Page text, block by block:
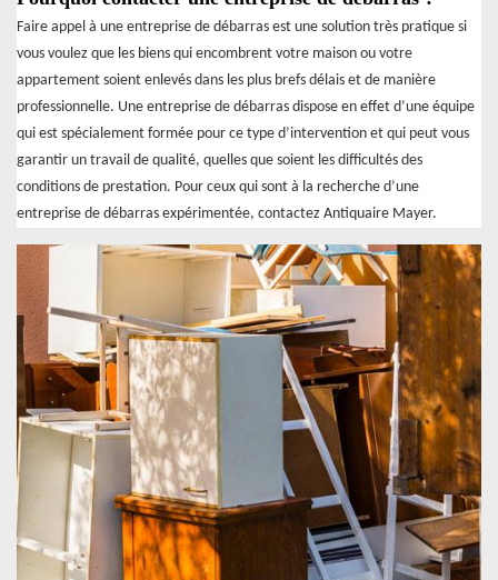
Faire appel à une entreprise de débarras est une solution très pratique si
vous voulez que les biens qui encombrent votre maison ou votre
appartement soient enlevés dans les plus brefs délais et de manière
professionnelle. Une entreprise de débarras dispose en effet d’une équipe
qui est spécialement formée pour ce type d’intervention et qui peut vous
garantir un travail de qualité, quelles que soient les difficultés des
conditions de prestation. Pour ceux qui sont à la recherche d’une
entreprise de débarras expérimentée, contactez Antiquaire Mayer.